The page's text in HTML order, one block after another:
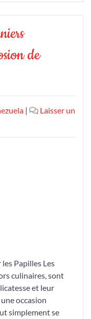
de
|
Laisser un
Papilles Les
culinaires, sont
et leur
occasion
simplement se